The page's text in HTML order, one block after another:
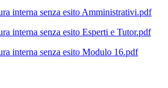
interna senza esito Amministrativi.pdf
interna senza esito Esperti e Tutor.pdf
interna senza esito Modulo 16.pdf